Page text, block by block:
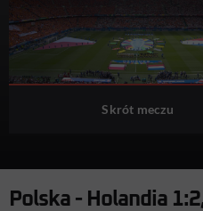
Skrót meczu
Polska - Holandia